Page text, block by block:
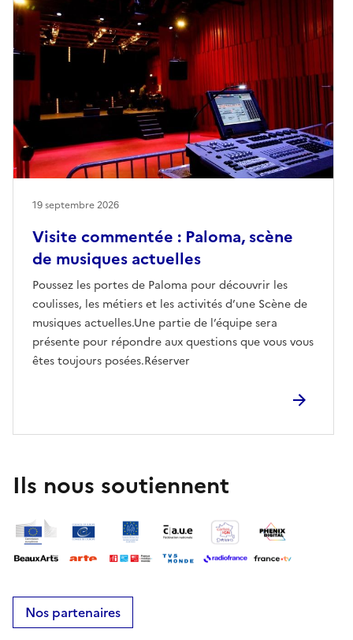
Visite commentée : Paloma, scène
de musiques actuelles
Poussez les portes de Paloma pour découvrir les
coulisses, les métiers et les activités d’une Scène de
musiques actuelles.Une partie de l’équipe sera
présente pour répondre aux questions que vous vous
êtes toujours posées.Réserver
19 septembre 2026
Ils nous soutiennent
Nos partenaires